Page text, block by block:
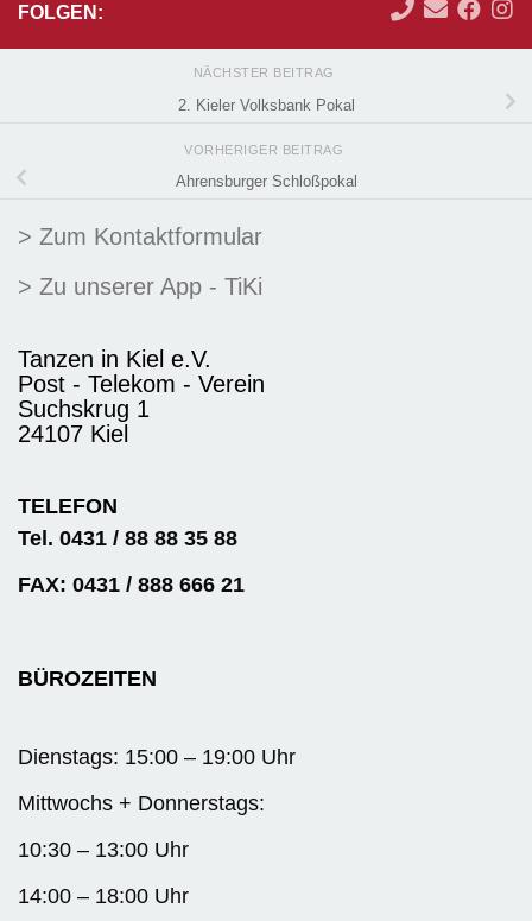
FOLGEN:
NÄCHSTER BEITRAG
2. Kieler Volksbank Pokal
VORHERIGER BEITRAG
Ahrensburger Schloßpokal
> Zum Kontaktformular
> Zu unserer App - TiKi
Tanzen in Kiel e.V.
Post - Telekom - Verein
Suchskrug 1
24107 Kiel
TELEFON
Tel. 0431 / 88 88 35 88
FAX: 0431 / 888 666 21
BÜROZEITEN
Dienstags: 15:00 – 19:00 Uhr
Mittwochs + Donnerstags:
10:30 – 13:00 Uhr
14:00 – 18:00 Uhr